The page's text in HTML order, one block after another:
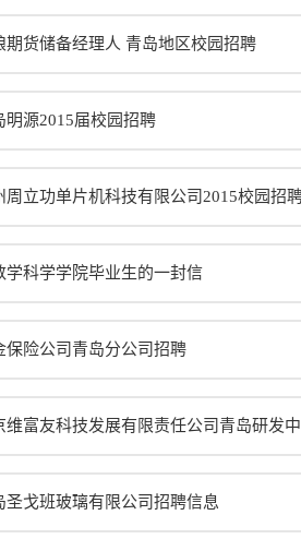
期货储备经理人 青岛地区校园招聘
明源2015届校园招聘
周立功单片机科技有限公司2015校园招
学科学学院毕业生的一封信
保险公司青岛分公司招聘
维富友科技发展有限责任公司青岛研发
圣戈班玻璃有限公司招聘信息